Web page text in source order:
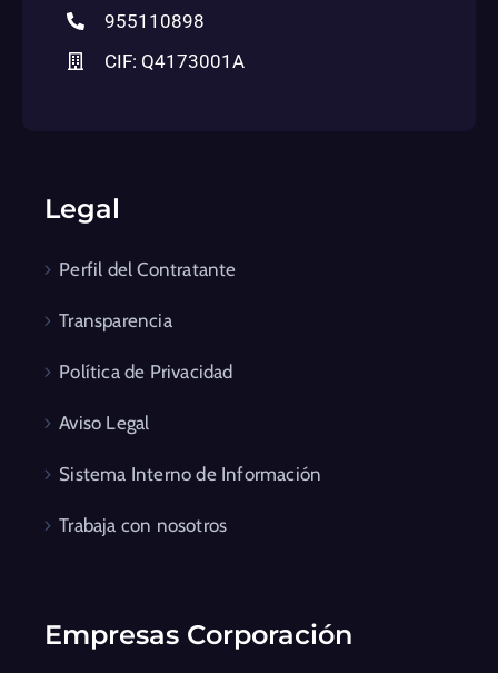
955110898
CIF: Q4173001A
Legal
Perfil del Contratante
Transparencia
Política de Privacidad
Aviso Legal
Sistema Interno de Información
Trabaja con nosotros
Empresas Corporación